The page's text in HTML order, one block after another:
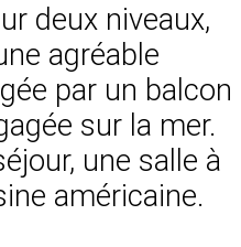
deux niveaux,
agréable
par un balcon
sur la mer.
une salle à
américaine.